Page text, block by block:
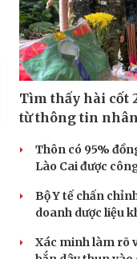
Tìm thấy hài cốt
từ thông tin
Thôn có 95%
Lào Cai được
Bộ Y tế chấn
doanh dược liệu
Xác minh làm rõ